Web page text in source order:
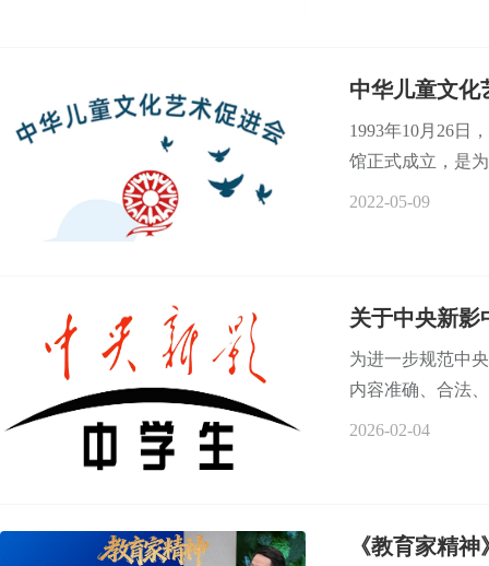
中华儿童文化
1993年10月26日
馆正式成立，是
2022-05-09
关于中央新影
为进一步规范中
内容准确、合法
2026-02-04
《教育家精